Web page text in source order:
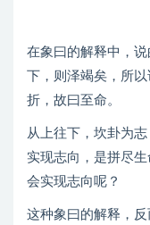
在象曰的解释中，
下，则泽竭矣，所
折，故曰至命。
从上往下，坎卦为
实现志向，是拼尽
会实现志向呢？
这种象曰的解释，反